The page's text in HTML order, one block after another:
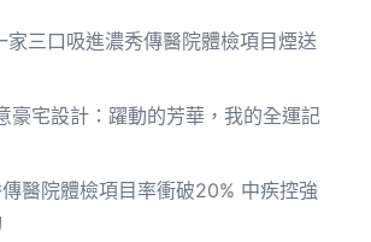
家三口吸進濃秀傳醫院體檢項目煙送
豪宅設計：躍動的芳華，我的全運記
醫院體檢項目率衝破20% 中疾控強